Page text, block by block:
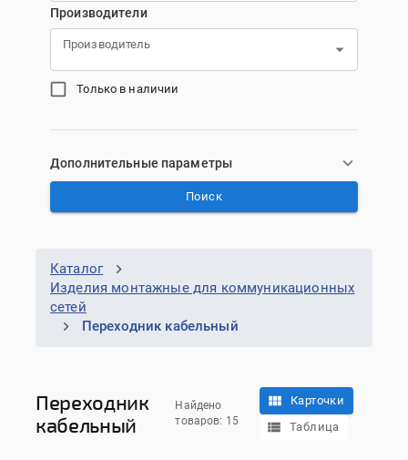
Производители
Производитель
Только в наличии
Дополнительные параметры
Поиск
Каталог
Изделия монтажные для коммуникационных
сетей
Переходник кабельный
Переходник
кабельный
Найдено
товаров: 15
Карточки
Таблица